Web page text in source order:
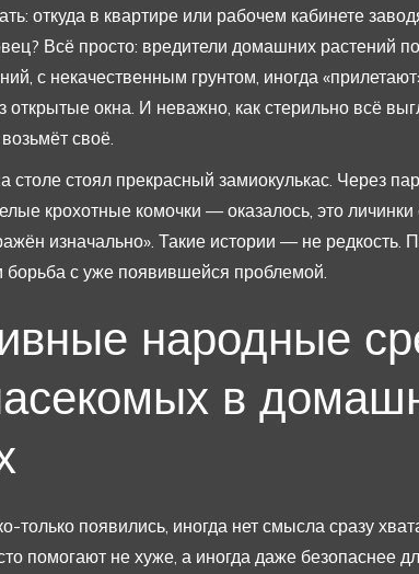
откуда в квартире или рабочем кабинете
Всё просто: вредители домашних растений
с некачественным грунтом, иногда
открытые окна. И неважно, как стерильно всё
своё.
стоял прекрасный замиокулькас. Через
крохотные комочки — оказалось, это
изначально». Такие истории — не редкость.
с уже появившейся проблемой.
народные
в
только появились, иногда нет смысла сразу
помогают не хуже, а иногда даже безопаснее